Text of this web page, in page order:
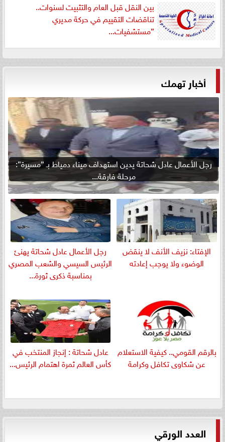
بين النقل قبل العام والتثبيت لسنوات..
تناقضات التقييم في حركة مديري
”مستشفيات...
أخبار تهمك
رجل الأعمال عادل شحاتة يدين استهداف ميناء دمياط بـ ”مسيرة”:
مرحلة فارقة...
الإفتاء: نزيف الأنف لا ينقض
الوضوء ولا يوجب إعادته
رجل الأعمال عادل شحاتة يهنئ
الرئيس السيسي والشعب المصري
بمناسبة ذكرى ثورة...
بالرقم القومي.. كيفية الاستعلام
عن شكاوى تكافل وكرامة
عادل شحاتة : إنجاز المنتخب في
كأس العالم ثمرة اهتمام الرئيس...
العدد الورقي